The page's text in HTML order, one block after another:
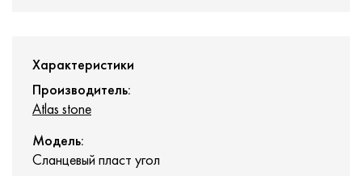
Характеристики
Производитель:
Atlas stone
Модель:
Сланцевый пласт угол